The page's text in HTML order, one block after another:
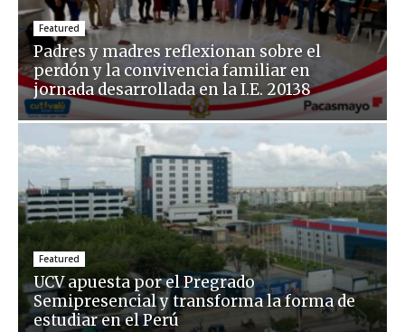
Featured
Padres y madres reflexionan sobre el
perdón y la convivencia familiar en
jornada desarrollada en la I.E. 20138
Featured
UCV apuesta por el Pregrado
Semipresencial y transforma la forma de
estudiar en el Perú